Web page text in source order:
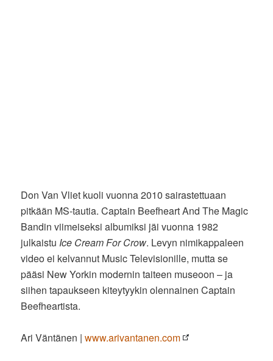
Don Van Vliet kuoli vuonna 2010 sairastettuaan
pitkään MS-tautia. Captain Beefheart And The Magic
Bandin viimeiseksi albumiksi jäi vuonna 1982
julkaistu Ice Cream For Crow. Levyn nimikappaleen
video ei kelvannut Music Televisionille, mutta se
pääsi New Yorkin modernin taiteen museoon – ja
siihen tapaukseen kiteytyykin olennainen Captain
Beefheartista.
Ari Väntänen |www.arivantanen.com